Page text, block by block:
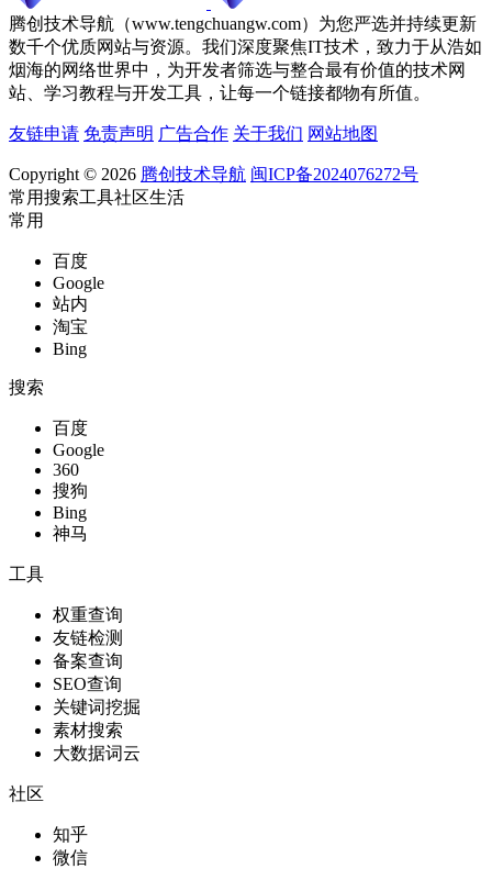
腾创技术导航（www.tengchuangw.com）为您严选并持续更新
数千个优质网站与资源。我们深度聚焦IT技术，致力于从浩如
烟海的网络世界中，为开发者筛选与整合最有价值的技术网
站、学习教程与开发工具，让每一个链接都物有所值。
友链申请 免责声明 广告合作 关于我们 网站地图
Copyright © 2026 腾创技术导航 闽ICP备2024076272号
常用搜索工具社区生活
常用
百度
Google
站内
淘宝
Bing
搜索
百度
Google
360
搜狗
Bing
神马
工具
权重查询
友链检测
备案查询
SEO查询
关键词挖掘
素材搜索
大数据词云
社区
知乎
微信